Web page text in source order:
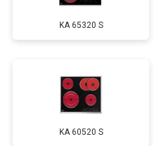
KA 65320 S
KA 60520 S